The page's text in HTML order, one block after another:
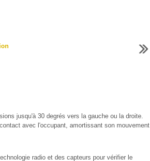
jusqu'à 30 degrés vers la gauche ou la droite.
avec l'occupant, amortissant son mouvement
radio et des capteurs pour vérifier le